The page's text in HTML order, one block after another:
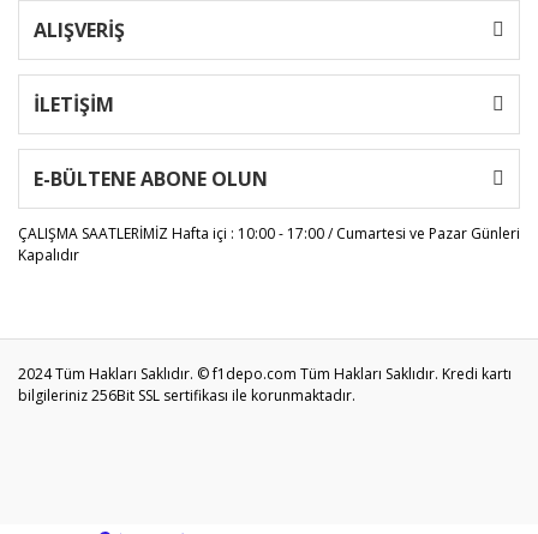
ALIŞVERİŞ
İLETİŞİM
E-BÜLTENE ABONE OLUN
ÇALIŞMA SAATLERİMİZHafta içi : 10:00 - 17:00 / Cumartesi ve Pazar Günleri
Kapalıdır
2024 Tüm Hakları Saklıdır. © f1depo.com Tüm Hakları Saklıdır. Kredi kartı
bilgileriniz 256Bit SSL sertifikası ile korunmaktadır.